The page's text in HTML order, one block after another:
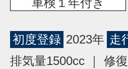
車検１年付き
初度登録 2023年 走
排気量1500cc ｜ 修